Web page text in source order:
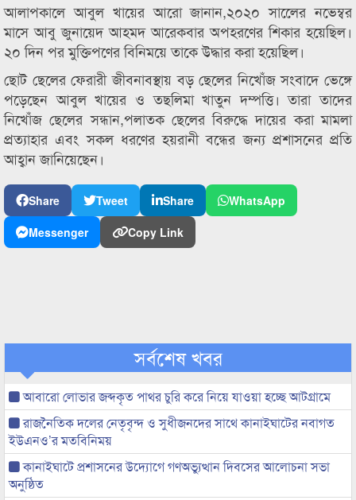
আলাপকালে আবুল খায়ের আরো জানান,২০২০ সালেের নভেম্বর
মাসে আবু জুনায়েদ আহমদ আরেকবার অপহরণের শিকার হয়েছিল।
২০ দিন পর মুক্তিপণের বিনিময়ে তাকে উদ্ধার করা হয়েছিল।
ছোট ছেলের ফেরারী জীবনাবস্থায় বড় ছেলের নিখোঁজ সংবাদে ভেঙ্গে
পড়েছেন আবুল খায়ের ও তছলিমা খাতুন দম্পত্তি। তারা তাদের
নিখোঁজ ছেলের সন্ধান,পলাতক ছেলের বিরুদ্ধে দায়ের করা মামলা
প্রত্যাহার এবং সকল ধরণের হয়রানী বন্ধের জন্য প্রশাসনের প্রতি
আহ্বান জানিয়েছেন।
Share Tweet Share
WhatsApp
Messenger
Copy Link
সর্বশেষ খবর
আবারো লোভার জব্দকৃত পাথর চুরি করে নিয়ে যাওয়া হচ্ছে আটগ্রামে
রাজনৈতিক দলের নেতৃবৃন্দ ও সুধীজনদের সাথে কানাইঘাটের নবাগত
ইউএনও’র মতবিনিময়
কানাইঘাটে প্রশাসনের উদ্যোগে গণঅভ্যুত্থান দিবসের আলোচনা সভা
অনুষ্ঠিত